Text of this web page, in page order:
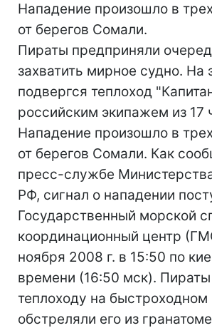
Нападение произошло в
от берегов Сомали.
Пираты предприняли
захватить мирное судно. На
подвергся теплоход
российским экипажем из 17
Нападение произошло в
от берегов Сомали. Как
пресс-службе
РФ, сигнал о нападении
Государственный морской
координационный центр
ноября 2008 г. в 15:50 по
времени (16:50 мск).
теплоходу на быстроходном
обстреляли его из